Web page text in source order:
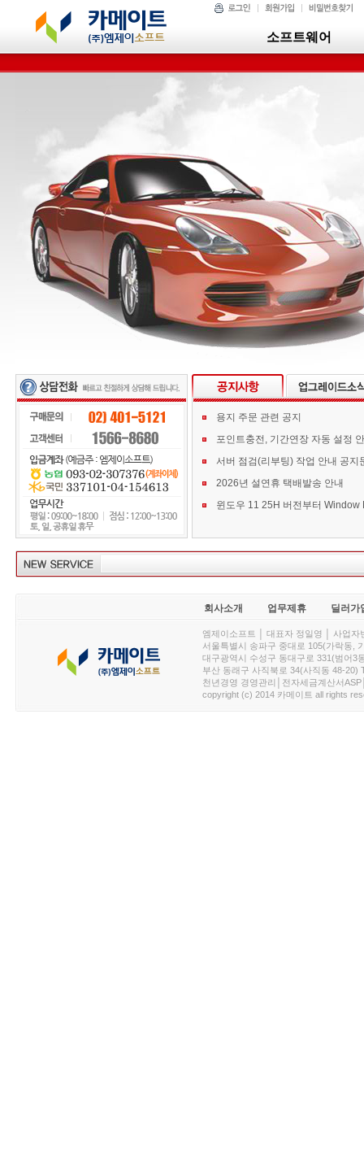
소프트웨어
용지 주문 관련 공지
포인트충전, 기간연장 자동 설정
서버 점검(리부팅) 작업 안내 공지
2026년 설연휴 택배발송 안내
회사소개 업무제휴 딜러가
엠제이소프트 │ 대표자 정일영 │ 사업
서울특별시 송파구 중대로 105(가락동,
대구광역시 수성구 동대구로 331(범어3
부산 동래구 사직북로 34(사직동 48-20)
천년경영 경영관리│전자세금계산서
copyright (c) 2014 카메이트 all rights